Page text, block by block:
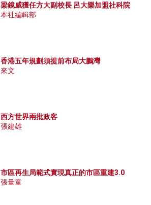
梁鏡威獲任方大副校長 呂大樂加盟社科院
本社編輯部
香港五年規劃須提前布局大鵬灣
來文
西方世界兩批政客
張建雄
市區再生局範式實現真正的市區重建3.0
張量童